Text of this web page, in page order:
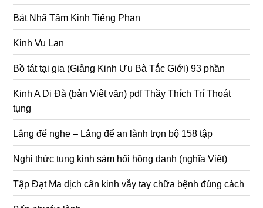
Bát Nhã Tâm Kinh Tiếng Phạn
Kinh Vu Lan
Bồ tát tại gia (Giảng Kinh Ưu Bà Tắc Giới) 93 phần
Kinh A Di Đà (bản Việt văn) pdf Thầy Thích Trí Thoát
tụng
Lắng để nghe – Lắng để an lành trọn bộ 158 tập
Nghi thức tụng kinh sám hối hồng danh (nghĩa Việt)
Tập Đạt Ma dịch cân kinh vẫy tay chữa bệnh đúng cách